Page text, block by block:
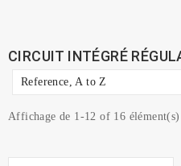
CIRCUIT INTÉGRÉ
Reference, A to Z
Affichage de 1-12 of 16 élément(s)